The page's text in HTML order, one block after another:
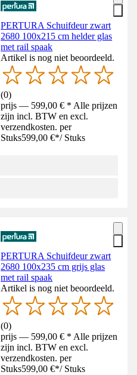
PERTURA Schuifdeur zwart
2680 100x215 cm helder glas
met rail spaak
Artikel is nog niet beoordeeld.
(0)
prijs — 599,00 € * Alle prijzen
zijn incl. BTW en excl.
verzendkosten. per
Stuks599,00 €*/ Stuks
PERTURA Schuifdeur zwart
2680 100x235 cm grijs glas
met rail spaak
Artikel is nog niet beoordeeld.
(0)
prijs — 599,00 € * Alle prijzen
zijn incl. BTW en excl.
verzendkosten. per
Stuks599,00 €*/ Stuks